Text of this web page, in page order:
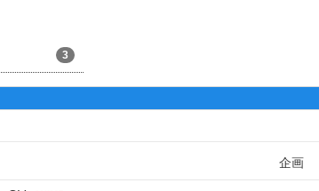
3
企画